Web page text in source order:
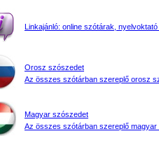
Linkajánló: online szótárak, nyelvoktató
Orosz szószedet
Az összes szótárban szereplő orosz
Magyar szószedet
Az összes szótárban szereplő magyar